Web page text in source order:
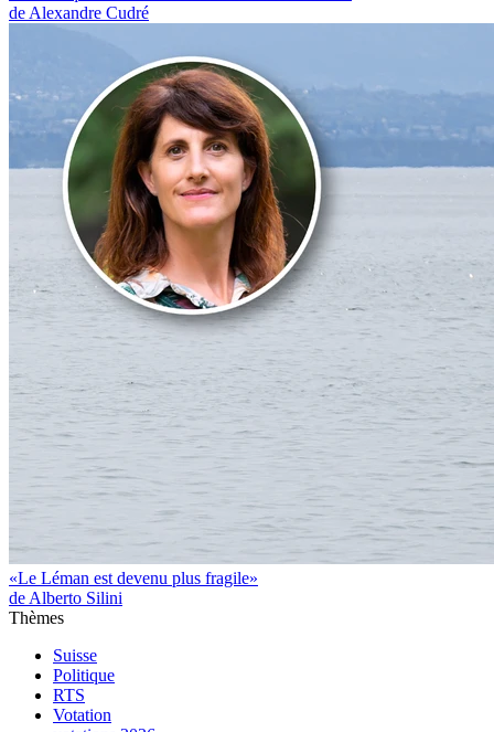
de Alexandre Cudré
«Le Léman est devenu plus fragile»
de Alberto Silini
Thèmes
Suisse
Politique
RTS
Votation